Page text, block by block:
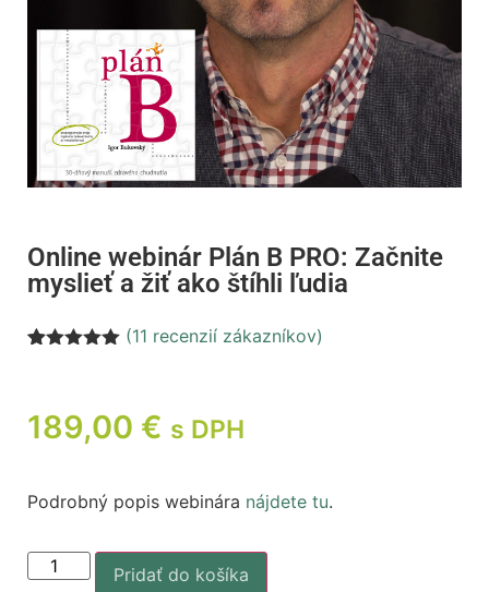
Online webinár Plán B PRO: Začnite
myslieť a žiť ako štíhli ľudia
zákazníckych
recenzií
(11 recenzií zákazníkov)
189,00 € s DPH
Podrobný popis webinára nájdete tu.
Pridať do košíka